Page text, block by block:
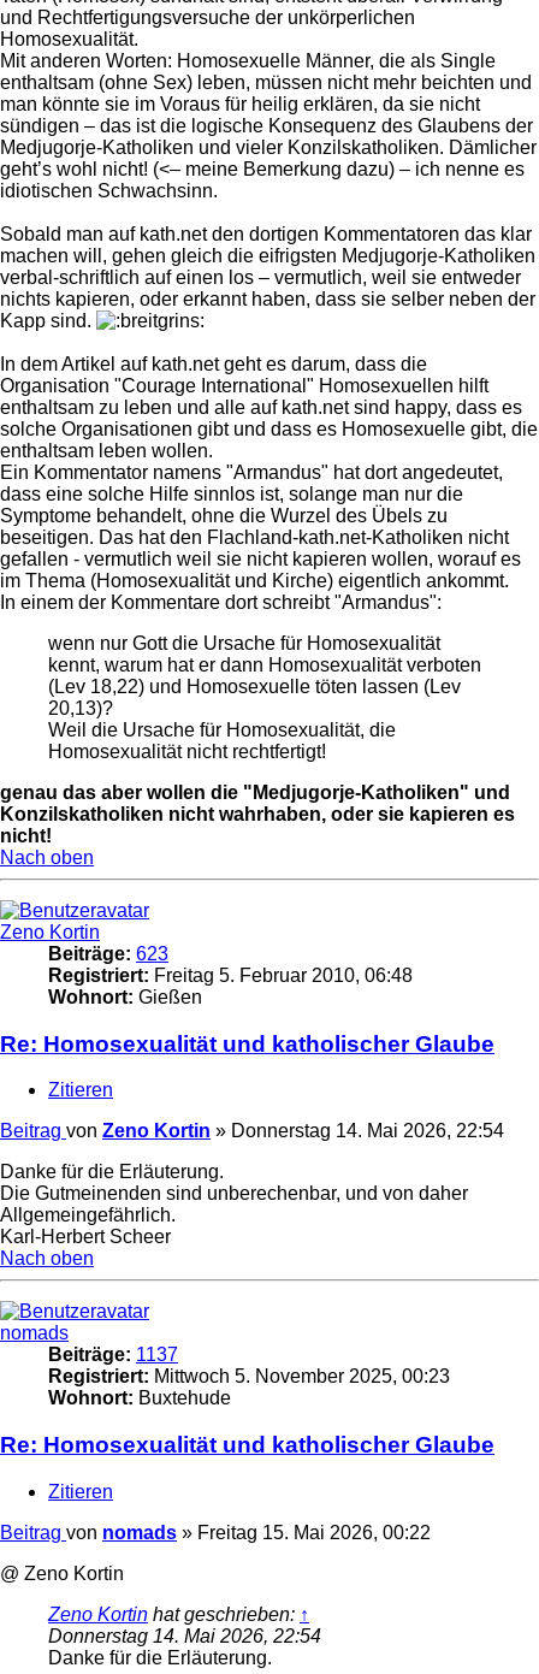
und Rechtfertigungsversuche der unkörperlichen
Homosexualität.
Mit anderen Worten: Homosexuelle Männer, die als Single
enthaltsam (ohne Sex) leben, müssen nicht mehr beichten und
man könnte sie im Voraus für heilig erklären, da sie nicht
sündigen – das ist die logische Konsequenz des Glaubens der
Medjugorje-Katholiken und vieler Konzilskatholiken. Dämlicher
geht’s wohl nicht! (<– meine Bemerkung dazu) – ich nenne es
idiotischen Schwachsinn.
Sobald man auf kath.net den dortigen Kommentatoren das klar
machen will, gehen gleich die eifrigsten Medjugorje-Katholiken
verbal-schriftlich auf einen los – vermutlich, weil sie entweder
nichts kapieren, oder erkannt haben, dass sie selber neben der
Kapp sind.
In dem Artikel auf kath.net geht es darum, dass die
Organisation "Courage International" Homosexuellen hilft
enthaltsam zu leben und alle auf kath.net sind happy, dass es
solche Organisationen gibt und dass es Homosexuelle gibt, die
enthaltsam leben wollen.
Ein Kommentator namens "Armandus" hat dort angedeutet,
dass eine solche Hilfe sinnlos ist, solange man nur die
Symptome behandelt, ohne die Wurzel des Übels zu
beseitigen. Das hat den Flachland-kath.net-Katholiken nicht
gefallen - vermutlich weil sie nicht kapieren wollen, worauf es
im Thema (Homosexualität und Kirche) eigentlich ankommt.
In einem der Kommentare dort schreibt "Armandus":
wenn nur Gott die Ursache für Homosexualität
kennt, warum hat er dann Homosexualität verboten
(Lev 18,22) und Homosexuelle töten lassen (Lev
20,13)?
Weil die Ursache für Homosexualität, die
Homosexualität nicht rechtfertigt!
genau das aber wollen die "Medjugorje-Katholiken" und
Konzilskatholiken nicht wahrhaben, oder sie kapieren es
nicht!
Nach oben
Zeno Kortin
Beiträge: 623
Registriert: Freitag 5. Februar 2010, 06:48
Wohnort: Gießen
Re: Homosexualität und katholischer Glaube
Zitieren
Beitrag von Zeno Kortin » Donnerstag 14. Mai 2026, 22:54
Danke für die Erläuterung.
Die Gutmeinenden sind unberechenbar, und von daher
Allgemeingefährlich.
Karl-Herbert Scheer
Nach oben
nomads
Beiträge: 1137
Registriert: Mittwoch 5. November 2025, 00:23
Wohnort: Buxtehude
Re: Homosexualität und katholischer Glaube
Zitieren
Beitrag von nomads » Freitag 15. Mai 2026, 00:22
@ Zeno Kortin
Zeno Kortin hat geschrieben: ↑
Donnerstag 14. Mai 2026, 22:54
Danke für die Erläuterung.